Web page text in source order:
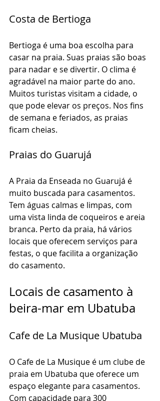
Costa de Bertioga
Bertioga é uma boa escolha para
casar na praia. Suas praias são boas
para nadar e se divertir. O clima é
agradável na maior parte do ano.
Muitos turistas visitam a cidade, o
que pode elevar os preços. Nos fins
de semana e feriados, as praias
ficam cheias.
Praias do Guarujá
A Praia da Enseada no Guarujá é
muito buscada para casamentos.
Tem águas calmas e limpas, com
uma vista linda de coqueiros e areia
branca. Perto da praia, há vários
locais que oferecem serviços para
festas, o que facilita a organização
do casamento.
Locais de casamento à
beira-mar em Ubatuba
Cafe de La Musique Ubatuba
O Cafe de La Musique é um clube de
praia em Ubatuba que oferece um
espaço elegante para casamentos.
Com capacidade para 300